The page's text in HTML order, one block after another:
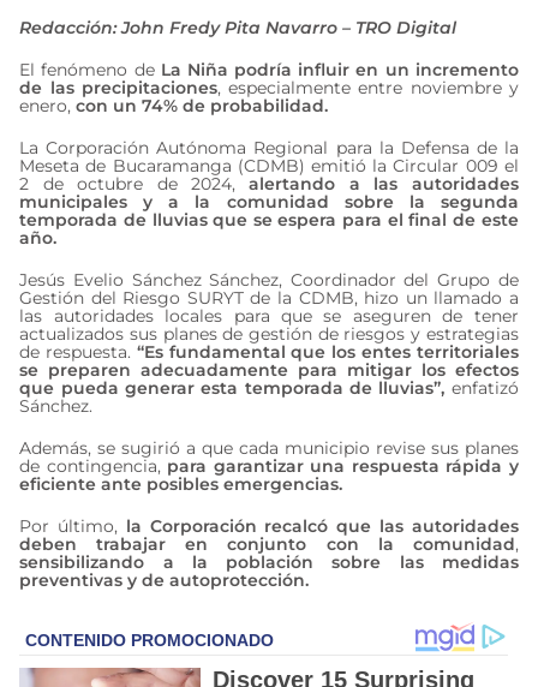
Redacción: John Fredy Pita Navarro – TRO Digital
El fenómeno de La Niña podría influir en un incremento
de las precipitaciones, especialmente entre noviembre y
enero,con un 74% de probabilidad.
La Corporación Autónoma Regional para la Defensa de la
Meseta de Bucaramanga (CDMB) emitió la Circular 009 el
2 de octubre de 2024,alertando a las autoridades
municipales y a la comunidad sobre la segunda
temporada de lluvias que se espera para el final de este
año.
Jesús Evelio Sánchez Sánchez, Coordinador del Grupo de
Gestión del Riesgo SURYT de la CDMB, hizo un llamado a
las autoridades locales para que se aseguren de tener
actualizados sus planes de gestión de riesgos y estrategias
de respuesta. “Es fundamental que los entes territoriales
se preparen adecuadamente para mitigar los efectos
que pueda generar esta temporada de lluvias”, enfatizó
Sánchez.
Además, se sugirió a que cada municipio revise sus planes
de contingencia,para garantizar una respuesta rápida y
eficiente ante posibles emergencias.
Por último, la Corporación recalcó que las autoridades
deben trabajar en conjunto con la comunidad,
sensibilizando a la población sobre las medidas
preventivas y de autoprotección.